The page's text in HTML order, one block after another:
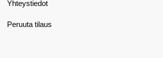
Yhteystiedot
Peruuta tilaus